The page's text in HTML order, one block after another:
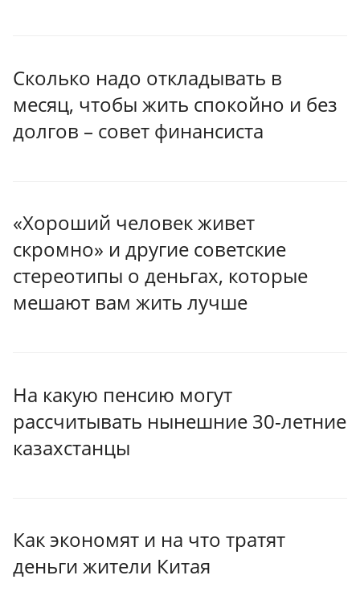
Сколько надо откладывать в
месяц, чтобы жить спокойно и без
долгов – совет финансиста
«Хороший человек живет
скромно» и другие советские
стереотипы о деньгах, которые
мешают вам жить лучше
На какую пенсию могут
рассчитывать нынешние 30-летние
казахстанцы
Как экономят и на что тратят
деньги жители Китая